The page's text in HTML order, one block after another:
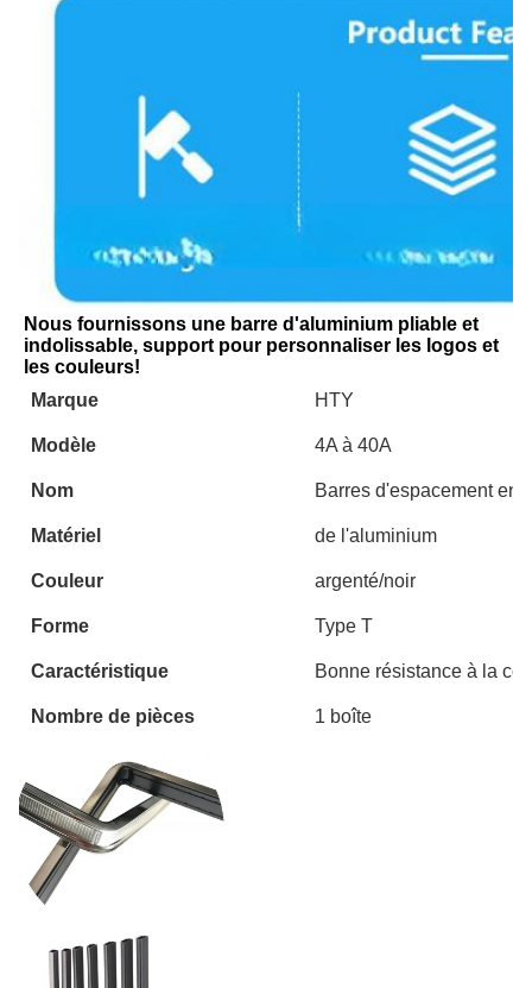
Nous fournissons une barre d'aluminium pliable et
indolissable, support pour personnaliser les logos et
les couleurs!
Marque
HTY
Modèle 4A à 40A
Nom Barres d'espacement en
Matériel de l'aluminium
Couleur argenté/noir
Forme Type T
Caractéristique Bonne résistance à la
Nombre de pièces 1 boîte